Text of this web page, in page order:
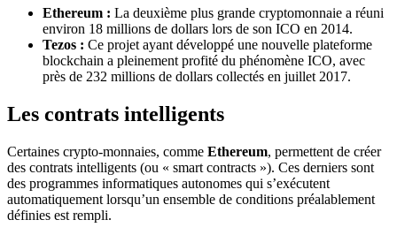
Ethereum : La deuxième plus grande cryptomonnaie a réuni
environ 18 millions de dollars lors de son ICO en 2014.
Tezos : Ce projet ayant développé une nouvelle plateforme
blockchain a pleinement profité du phénomène ICO, avec
près de 232 millions de dollars collectés en juillet 2017.
Les contrats intelligents
Certaines crypto-monnaies, comme Ethereum, permettent de créer
des contrats intelligents (ou « smart contracts »). Ces derniers sont
des programmes informatiques autonomes qui s’exécutent
automatiquement lorsqu’un ensemble de conditions préalablement
définies est rempli.